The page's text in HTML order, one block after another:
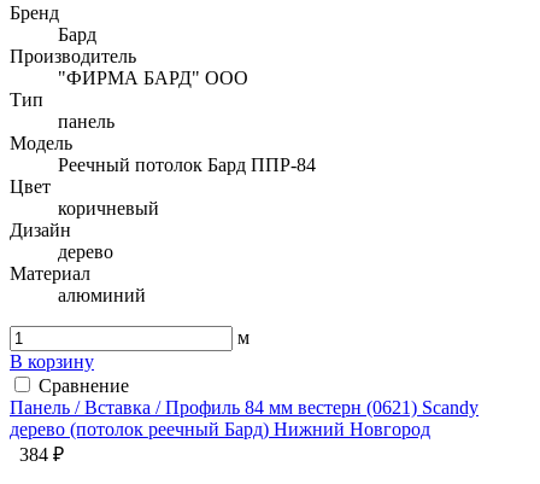
Бренд
Бард
Производитель
"ФИРМА БАРД" ООО
Тип
панель
Модель
Реечный потолок Бард ППР-84
Цвет
коричневый
Дизайн
дерево
Материал
алюминий
м
В корзину
Сравнение
Панель / Вставка / Профиль 84 мм вестерн (0621) Sсandy
дерево (потолок реечный Бард) Нижний Новгород
384 ₽